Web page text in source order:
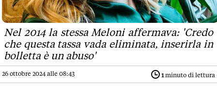
Nel 2014 la stessa Meloni affermava: 'Credo
che questa tassa vada eliminata, inserirla in
bolletta è un abuso'
26 ottobre 2024 alle 08:43 1 minuto di lettura